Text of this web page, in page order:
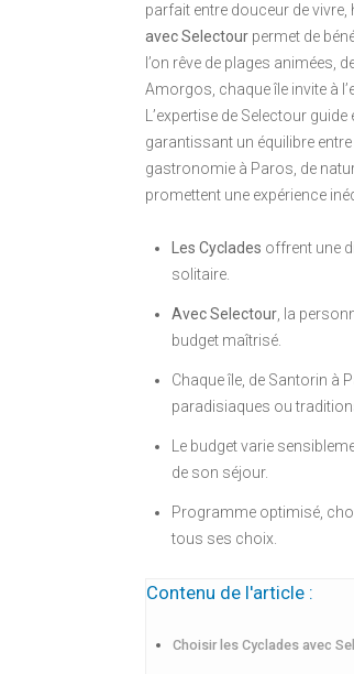
parfait entre douceur de
avec Selectour permet de
l’on rêve de plages animées,
Amorgos, chaque île invite à
L’expertise de Selectour
garantissant un équilibre
gastronomie à Paros, de
promettent une expérience
Les Cyclades offrent une
solitaire.
Avec Selectour , la
budget maîtrisé.
Chaque île, de Santorin à
paradisiaques ou
Le budget varie
de son séjour.
Programme optimisé,
tous ses choix.
Contenu de l'article :
Choisir les Cyclades avec